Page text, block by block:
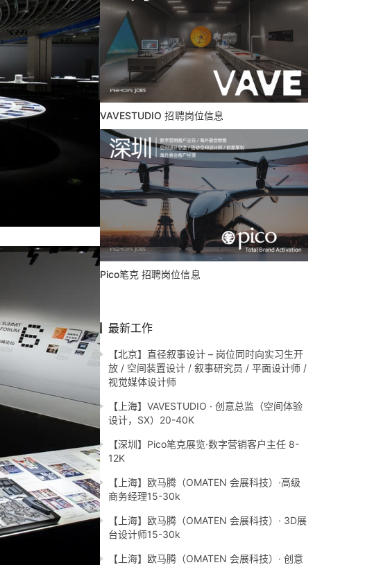
VAVESTUDIO 招聘岗位信息
Pico笔克 招聘岗位信息
最新工作
【北京】直径叙事设计 – 岗位同时向实习生开
放 / 空间装置设计 / 叙事研究员 / 平面设计师 /
视觉媒体设计师
【上海】VAVESTUDIO · 创意总监（空间体验
设计，SX）20-40K
【深圳】Pico笔克展览·数字营销客户主任 8-
12K
【上海】欧马腾（OMATEN 会展科技）·高级
商务经理15-30k
【上海】欧马腾（OMATEN 会展科技）· 3D展
台设计师15-30k
【上海】欧马腾（OMATEN 会展科技）· 创意